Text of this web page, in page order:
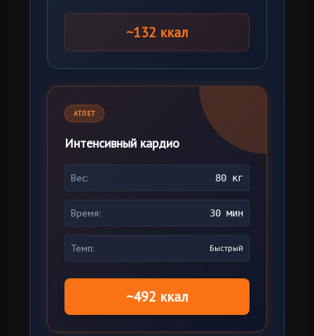
~132 ккал
АТЛЕТ
Интенсивный кардио
Вес: 80 кг
Время: 30 мин
Темп: Быстрый
~492 ккал